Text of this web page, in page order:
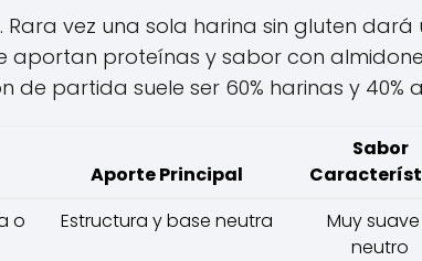
Rara vez una sola harina sin gluten dará
aportan proteínas y sabor con
de partida suele ser 60% harinas y 40%
Aporte Principal
Sabor
o
Estructura y base neutra
Muy
neutro